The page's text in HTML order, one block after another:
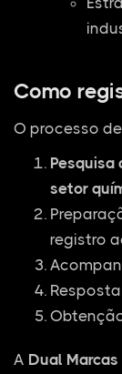
Como
O processo
Pesquisa
setor
registro
A Dual Marcas